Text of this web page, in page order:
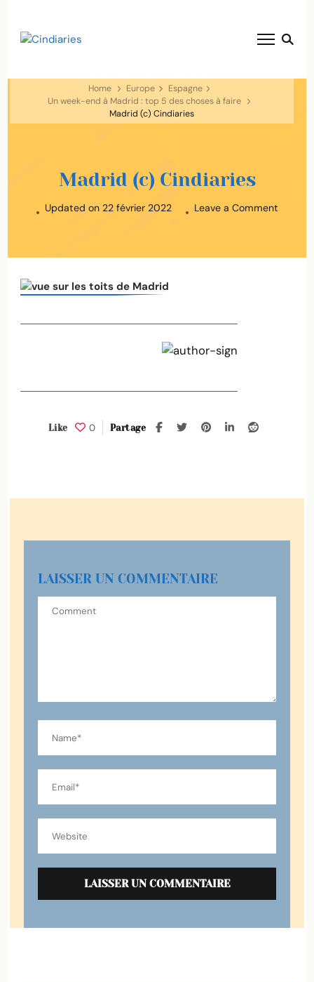
Home Europe
Espagne
Un week-end à Madrid : top 5 des choses à faire
Madrid (c) Cindiaries
Madrid (c) Cindiaries
Updated on 22 février 2022 Leave a Commenton
0
Like Partage
LAISSER UN COMMENTAIRE